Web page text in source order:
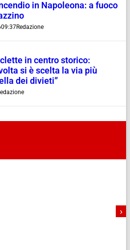
in Napoleona: a fuoco
09:37Redazione
in centro storico:
si è scelta la via più
dei divieti”
›